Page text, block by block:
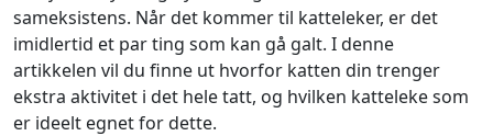
sameksistens. Når det kommer til katteleker, er det
imidlertid et par ting som kan gå galt. I denne
artikkelen vil du finne ut hvorfor katten din trenger
ekstra aktivitet i det hele tatt, og hvilken katteleke som
er ideelt egnet for dette.